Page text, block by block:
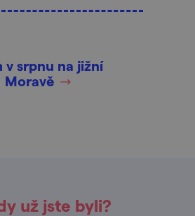
v srpnu na jižní
Moravě
už jste byli?